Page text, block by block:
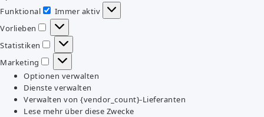
Funktional
Funktional
Immer aktiv
Vorlieben
Vorlieben
Statistiken
Statistiken
Marketing
Marketing
Optionen verwalten
Dienste verwalten
Verwalten von {vendor_count}-Lieferanten
Lese mehr über diese Zwecke